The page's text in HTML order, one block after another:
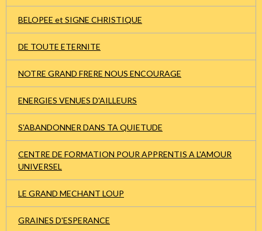
BELOPEE et SIGNE CHRISTIQUE
DE TOUTE ETERNITE
NOTRE GRAND FRERE NOUS ENCOURAGE
ENERGIES VENUES D'AILLEURS
S'ABANDONNER DANS TA QUIETUDE
CENTRE DE FORMATION POUR APPRENTIS A L'AMOUR
UNIVERSEL
LE GRAND MECHANT LOUP
GRAINES D'ESPERANCE